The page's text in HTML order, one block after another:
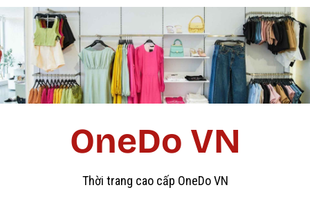
OneDo VN
Thời trang cao cấp OneDo VN